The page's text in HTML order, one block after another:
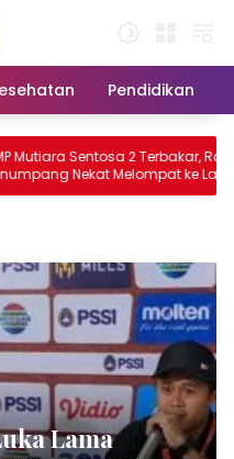
Pendidikan
Sentosa 2 Terbakar, Ratusan
Nekat Melompat ke Laut
Lama